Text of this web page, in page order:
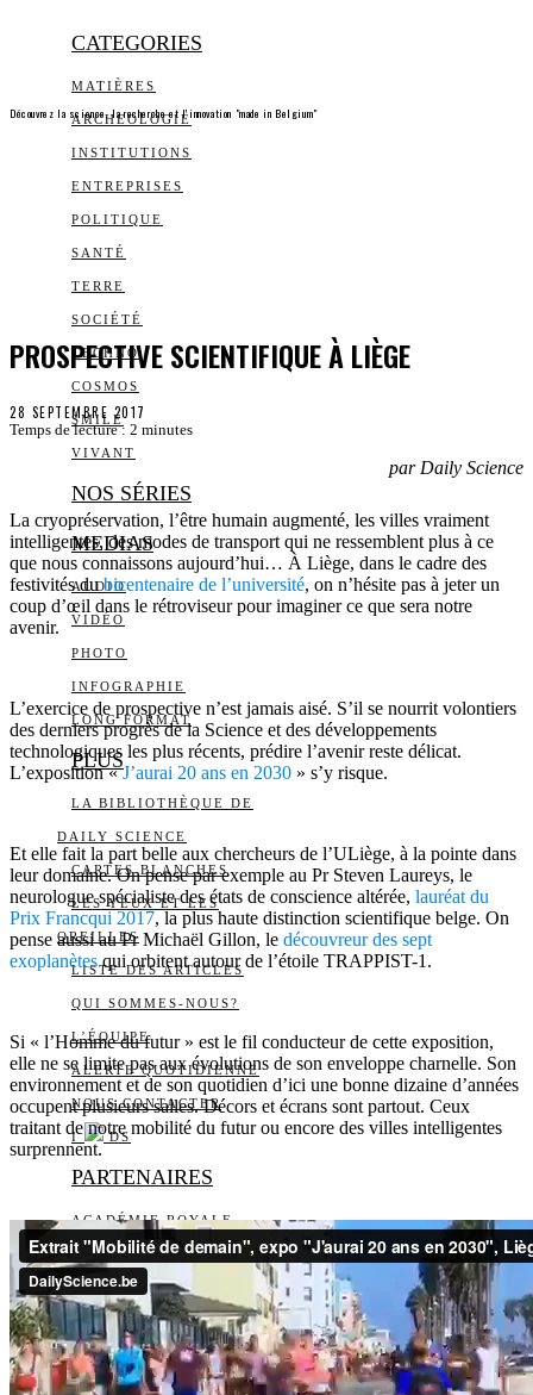
CATEGORIES
MATIÈRES
ARCHEOLOGIE
INSTITUTIONS
ENTREPRISES
POLITIQUE
SANTÉ
TERRE
SOCIÉTÉ
TECHNO
COSMOS
SMILE
VIVANT
NOS SÉRIES
MEDIAS
AUDIO
VIDÉO
PHOTO
INFOGRAPHIE
LONG FORMAT
PLUS
LA BIBLIOTHÈQUE DE
DAILY SCIENCE
CARTES BLANCHES
LES YEUX ET LES
OREILLES
LISTE DES ARTICLES
QUI SOMMES-NOUS?
L’ÉQUIPE
ALERTE QUOTIDIENNE
NOUS CONTACTER
I DS
PARTENAIRES
ACADÉMIE ROYALE
BELSPO
FNRS
FONDS POUR LA
CHIRURGIE CARDIAQUE
FONDS WERNAERS
Découvrez la science, la recherche et l’innovation "made in Belgium"
PROSPECTIVE SCIENTIFIQUE À LIÈGE
28 SEPTEMBRE 2017
Temps de lecture : 2 minutes
par Daily Science
La cryopréservation, l’être humain augmenté, les villes vraiment
intelligentes, des modes de transport qui ne ressemblent plus à ce
que nous connaissons aujourd’hui… À Liège, dans le cadre des
festivités dubicentenaire de l’université, on n’hésite pas à jeter un
coup d’œil dans le rétroviseur pour imaginer ce que sera notre
avenir.
L’exercice de prospective n’est jamais aisé. S’il se nourrit volontiers
des derniers progrès de la Science et des développements
technologiques les plus récents, prédire l’avenir reste délicat.
L’exposition «J’aurai 20 ans en 2030 » s’y risque.
Et elle fait la part belle aux chercheurs de l’ULiège, à la pointe dans
leur domaine. On pense par exemple au Pr Steven Laureys, le
neurologue spécialiste des états de conscience altérée, lauréat du
Prix Francqui 2017, la plus haute distinction scientifique belge. On
pense aussi au Pr Michaël Gillon, le découvreur des sept
exoplanètesqui orbitent autour de l’étoile TRAPPIST-1.
Si « l’Homme du futur » est le fil conducteur de cette exposition,
elle ne se limite pas aux évolutions de son enveloppe charnelle. Son
environnement et de son quotidien d’ici une bonne dizaine d’années
occupent plusieurs salles. Décors et écrans sont partout. Ceux
traitant de notre mobilité du futur ou encore des villes intelligentes
surprennent.